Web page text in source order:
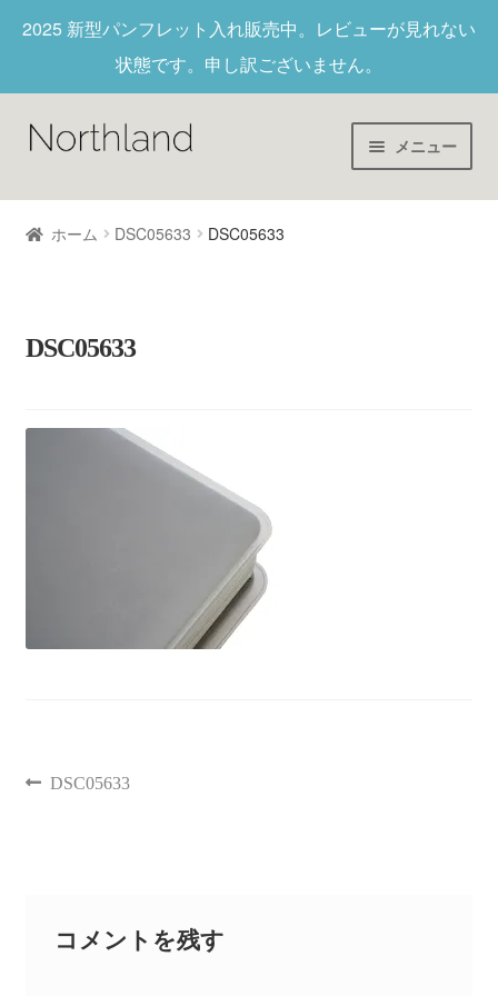
2025 新型パンフレット入れ販売中。レビューが見れない
状態です。申し訳ございません。
メニュー
Home
ヌメ革
お買い物カゴ
ホーム DSC05633 DSC05633
DSC05633
DSC05633
コメントを残す